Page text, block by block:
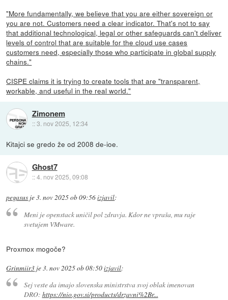
"More fundamentally, we believe that you are either sovereign or
you are not. Customers need a clear indicator. That's not to say
that additional technological, legal or other safeguards can't deliver
levels of control that are suitable for the cloud use cases
customers need, especially those who participate in global supply
chains."
CISPE claims it is trying to create tools that are "transparent,
workable, and useful in the real world."
Zimonem
::3. nov 2025, 12:34
Kitajci se gredo že od 2008 de-ioe.
Ghost7
::4. nov 2025, 09:08
pegasus je3. nov 2025 ob 09:56izjavil:
Meni je openstack uničil pol zdravja. Kdor ne vpraša, mu raje
svetujem VMware.
Proxmox mogoče?
Grinmiir3 je3. nov 2025 ob 08:50izjavil:
Sej veste da imajo slovenska ministrstva svoj oblak imenovan
DRO: https://nio.gov.si/products/drzavni%2Br...